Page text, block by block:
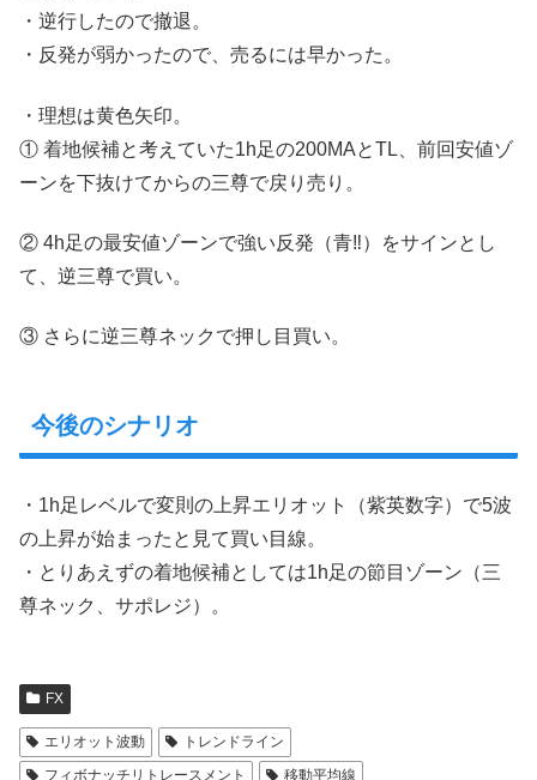
・逆行したので撤退。
・反発が弱かったので、売るには早かった。
・理想は黄色矢印。
① 着地候補と考えていた1h足の200MAとTL、前回安値ゾ
ーンを下抜けてからの三尊で戻り売り。
② 4h足の最安値ゾーンで強い反発（青‼︎）をサインとし
て、逆三尊で買い。
③ さらに逆三尊ネックで押し目買い。
今後のシナリオ
・1h足レベルで変則の上昇エリオット（紫英数字）で5波
の上昇が始まったと見て買い目線。
・とりあえずの着地候補としては1h足の節目ゾーン（三
尊ネック、サポレジ）。
FX
エリオット波動
トレンドライン
フィボナッチリトレースメント
移動平均線